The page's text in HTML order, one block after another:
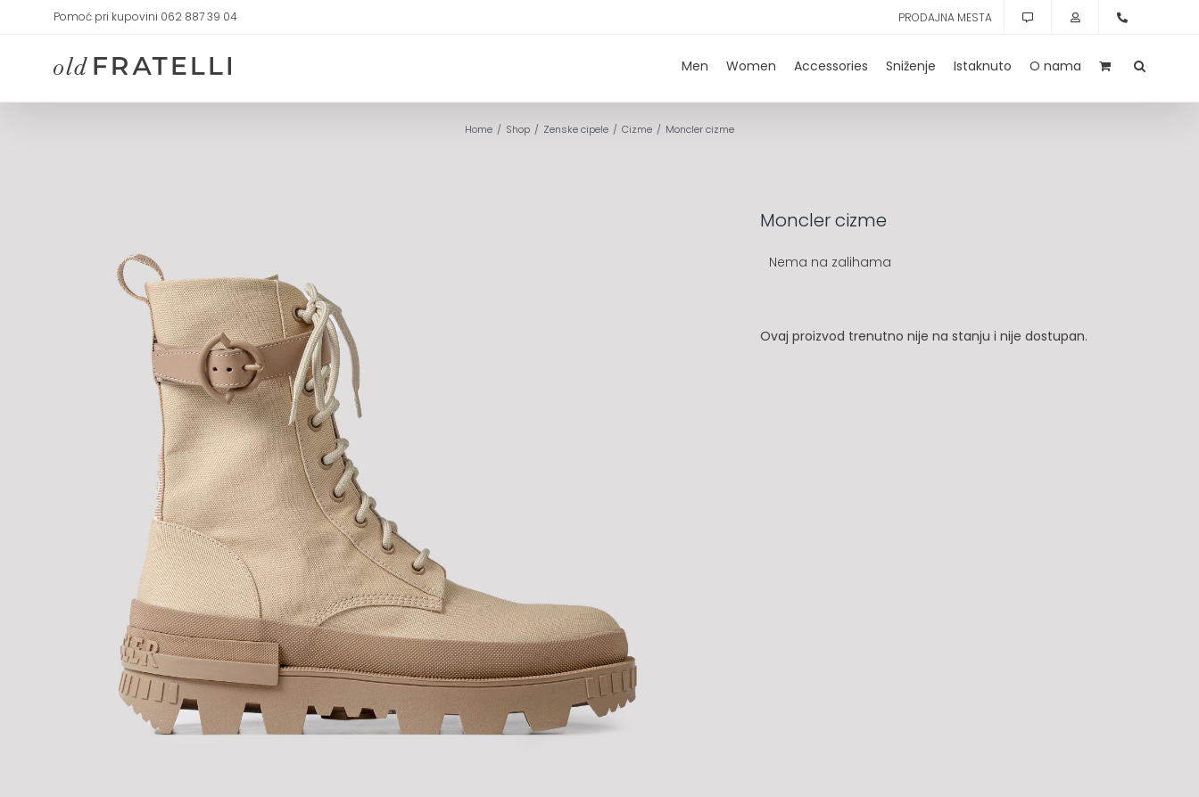
Pomoć pri kupovini 062 887 39 04 PRODAJNA MESTA
Men Women Accessories Sniženje Istaknuto O nama
Home Shop Zenske cipele Cizme Moncler cizme
Moncler cizme
Nema na zalihama
Ovaj proizvod trenutno nije na stanju i nije dostupan.